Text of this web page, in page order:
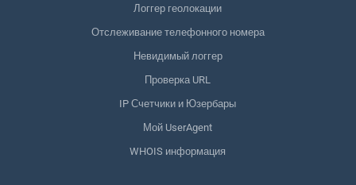
Логгер геолокации
Отслеживание телефонного номера
Невидимый логгер
Проверка URL
IP Счетчики и Юзербары
Мой UserAgent
WHOIS информация